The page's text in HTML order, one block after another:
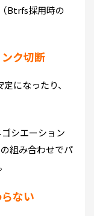
Btrfs採用時の
ク切断
になったり、
シエーション
組み合わせでパ
ない